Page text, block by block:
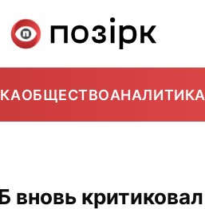
ОБЩЕСТВОАНАЛИТИКА
критиковал